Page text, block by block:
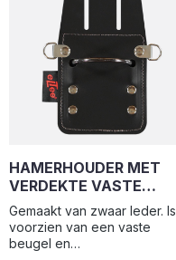
HAMERHOUDER MET
VERDEKTE VASTE
BEUGEL EN
GEREEDSCHAPSKOORD
RINGEN (11.5X20.5CM) |
Gemaakt van zwaar leder. Is
voorzien van een vaste
beugel en